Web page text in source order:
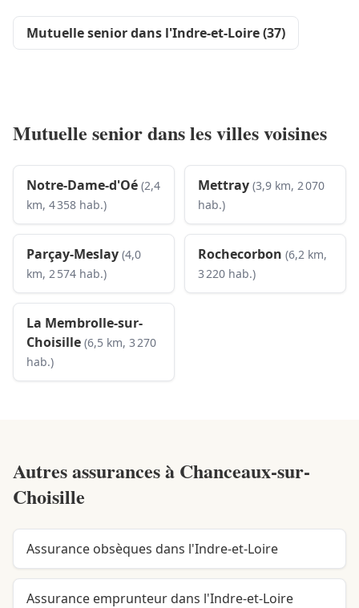
Mutuelle senior dans l'Indre-et-Loire (37)
Mutuelle senior dans les villes voisines
Notre-Dame-d'Oé (2,4
km, 4 358 hab.)
Mettray (3,9 km, 2 070
hab.)
Parçay-Meslay (4,0
km, 2 574 hab.)
Rochecorbon (6,2 km,
3 220 hab.)
La Membrolle-sur-
Choisille (6,5 km, 3 270
hab.)
Autres assurances à Chanceaux-sur-
Choisille
Assurance obsèques dans l'Indre-et-Loire
Assurance emprunteur dans l'Indre-et-Loire